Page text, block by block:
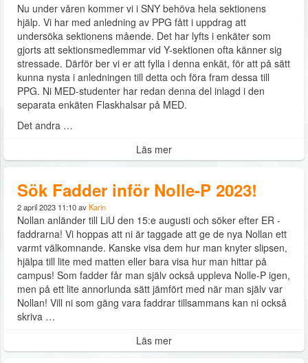
Nu under våren kommer vi i SNY behöva hela sektionens
hjälp. Vi har med anledning av PPG fått i uppdrag att
undersöka sektionens mående. Det har lyfts i enkäter som
gjorts att sektionsmedlemmar vid Y-sektionen ofta känner sig
stressade. Därför ber vi er att fylla i denna enkät, för att på sätt
kunna nysta i anledningen till detta och föra fram dessa till
PPG. Ni MED-studenter har redan denna del inlagd i den
separata enkäten Flaskhalsar på MED.
Det andra …
Läs mer
Sök Fadder inför Nolle-P 2023!
2 april 2023 11:10 avKarin
Nollan anländer till LiU den 15:e augusti och söker efter ER -
faddrarna! Vi hoppas att ni är taggade att ge de nya Nollan ett
varmt välkomnande. Kanske visa dem hur man knyter slipsen,
hjälpa till lite med matten eller bara visa hur man hittar på
campus! Som fadder får man själv också uppleva Nolle-P igen,
men på ett lite annorlunda sätt jämfört med när man själv var
Nollan! Vill ni som gäng vara faddrar tillsammans kan ni också
skriva …
Läs mer